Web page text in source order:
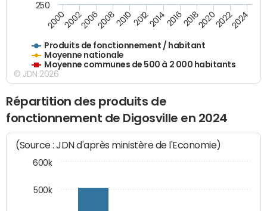
Produits de fonctionnement / habitant
Moyenne nationale
Moyenne communes de 500 à 2 000 habitants
200020022006200820102012201420162018202020222024
250
© JDN 2026
Répartition des produits de
fonctionnement de Digosville en 2024
(Source : JDN d'après ministère de l'Economie)
500k
600k